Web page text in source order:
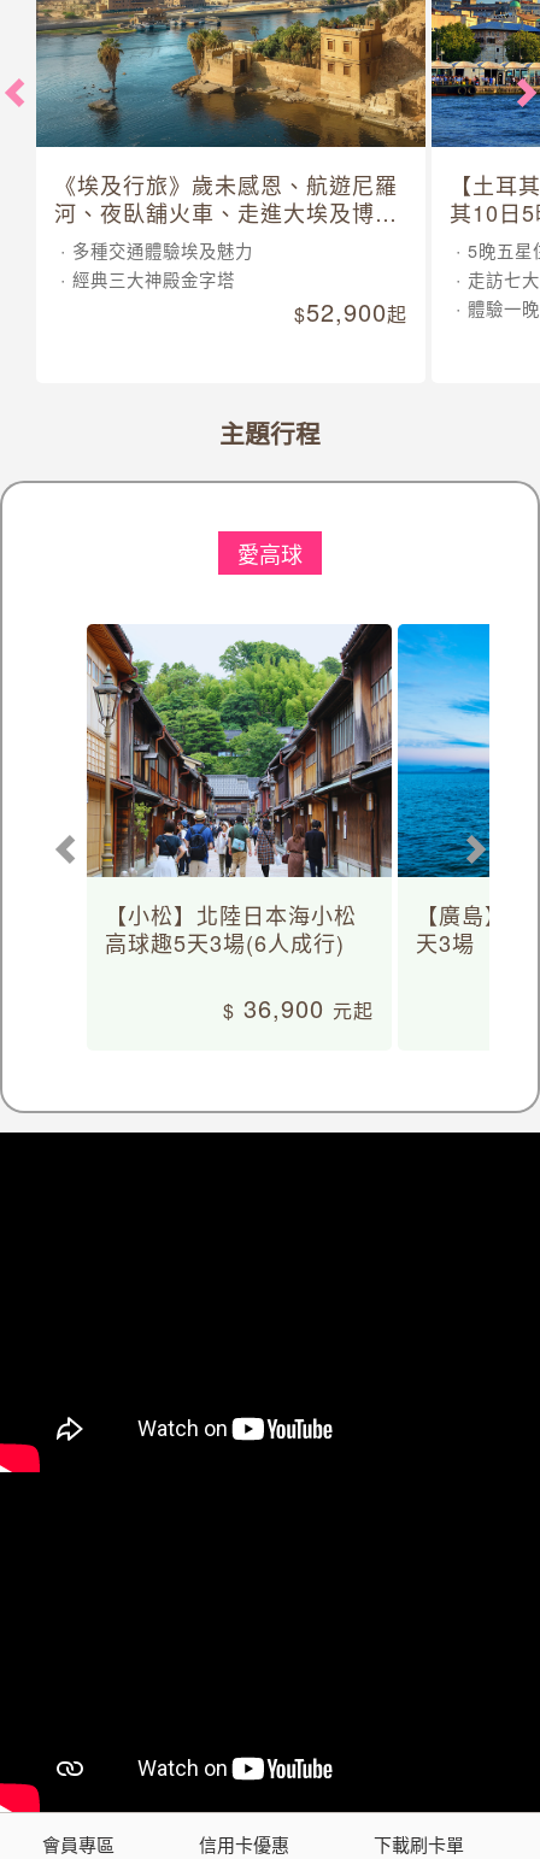
《埃及行旅》歲未感恩、航遊尼羅
河、夜臥舖火車、走進大埃及博物
館 10 日
多種交通體驗埃及魅力
經典三大神殿金字塔
52,900起
【土耳
其10日
5晚五星
走訪七
體驗一
愛高球
主題行程
【小松】北陸日本海小松
高球趣5天3場(6人成行)
36,900
【廣島】
天3場
會員專區 信用卡優惠 下載刷卡單